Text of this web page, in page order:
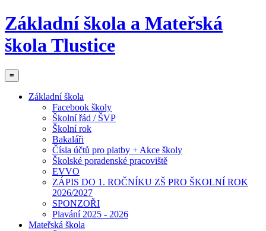
Základní škola a Mateřská
škola Tlustice
≡
Základní škola
Facebook školy
Školní řád / ŠVP
Školní rok
Bakaláři
Čísla účtů pro platby + Akce školy
Školské poradenské pracoviště
EVVO
ZÁPIS DO 1. ROČNÍKU ZŠ PRO ŠKOLNÍ ROK
2026/2027
SPONZOŘI
Plavání 2025 - 2026
Mateřská škola